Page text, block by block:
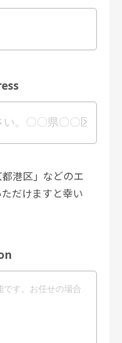
港区」などのエ
だけますと幸い